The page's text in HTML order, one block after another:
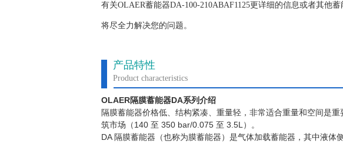
有关OLAER蓄能器DA-100-210ABAF1125更详细的信息或者其他
将尽全力解决您的问题。
产品特性
Product characteristics
OLAER隔膜蓄能器DA系列介绍
隔膜蓄能器价格低、结构紧凑、重量轻，非常适合重量和空间是重
筑市场（ 140 至 350 bar/0.075 至 3.5L ）。
DA 隔膜蓄能器（也称为膜蓄能器）是气体加载蓄能器，其中液体